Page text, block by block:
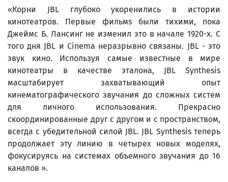
«Корни JBL глубоко укоренились в истории
кинотеатров. Первые фильмs были тихими, пока
Джеймс Б. Лансинг не изменил это в начале 1920-х. С
того дня JBL и Cinema неразрывно связаны. JBL - это
звук кино. Используя самые известные в мире
кинотеатры в качестве эталона, JBL Synthesis
масштабирует захватывающий опыт
кинематографического звучания до сложных систем
для личного использования. Прекрасно
скоординированные друг с другом и с пространством,
всегда с убедительной силой JBL. JBL Synthesis теперь
продолжает эту линию в четырех новых моделях,
фокусируясь на системах объемного звучания до 16
каналов ».